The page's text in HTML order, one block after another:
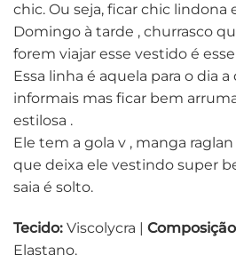
chic. Ou seja, ficar chic lindona
Domingo à tarde , churrasco
forem viajar esse vestido é
Essa linha é aquela para o dia a
informais mas ficar bem
estilosa .
Ele tem a gola v , manga
que deixa ele vestindo super
saia é solto.
Tecido: Viscolycra |
Elastano.